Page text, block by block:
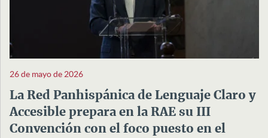
26 de mayo de 2026
La Red Panhispánica de Lenguaje Claro y
Accesible prepara en la RAE su III
Convención con el foco puesto en el